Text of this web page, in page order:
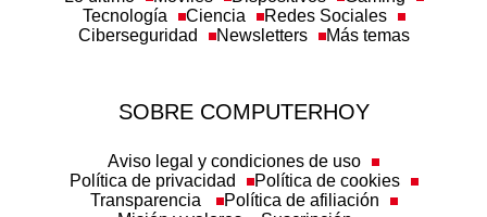
Tecnología
Ciencia
Redes Sociales
Ciberseguridad
Newsletters Más temas
SOBRE COMPUTERHOY
Aviso legal y condiciones de uso
Política de privacidad
Política de cookies
Transparencia
Política de afiliación